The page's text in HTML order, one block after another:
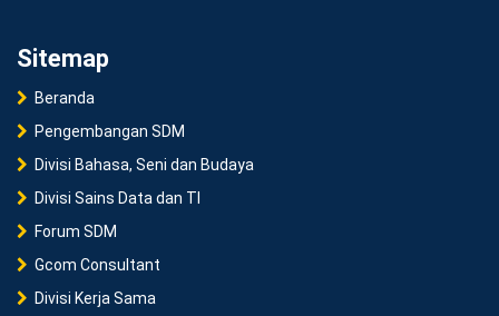
Sitemap
Beranda
Pengembangan SDM
Divisi Bahasa, Seni dan Budaya
Divisi Sains Data dan TI
Forum SDM
Gcom Consultant
Divisi Kerja Sama